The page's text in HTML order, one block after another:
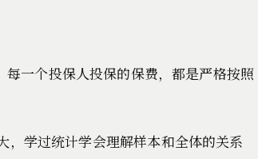
一个投保人投保的保费，都是严格按照
，学过统计学会理解样本和全体的关系